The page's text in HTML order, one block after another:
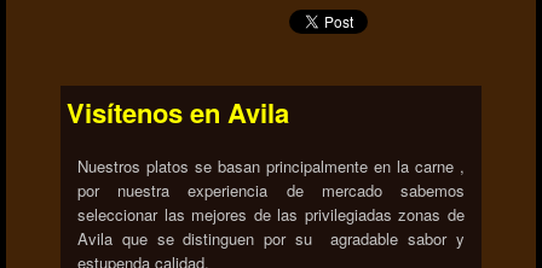
Visítenos en Avila
Nuestros platos se basan principalmente en la carne ,
por nuestra experiencia de mercado sabemos
seleccionar las mejores de las privilegiadas zonas de
Avila que se distinguen por su agradable sabor y
estupenda calidad.